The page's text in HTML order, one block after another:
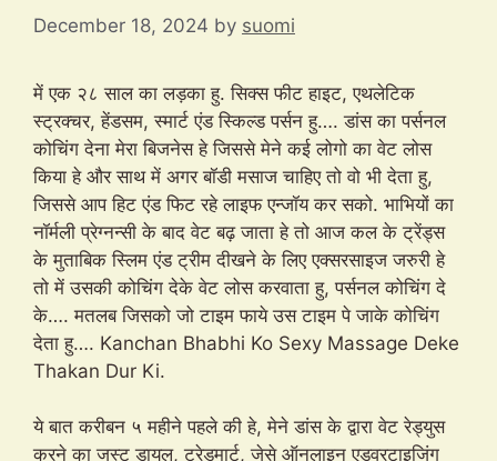
December 18, 2024 by suomi
में एक २८ साल का लड़का हु. सिक्स फीट हाइट, एथलेटिक
स्ट्रक्चर, हेंडसम, स्मार्ट एंड स्किल्ड पर्सन हु…. डांस का पर्सनल
कोचिंग देना मेरा बिजनेस हे जिससे मेने कई लोगो का वेट लोस
किया हे और साथ में अगर बॉडी मसाज चाहिए तो वो भी देता हु,
जिससे आप हिट एंड फिट रहे लाइफ एन्जॉय कर सको. भाभियों का
नॉर्मली प्रेग्नन्सी के बाद वेट बढ़ जाता हे तो आज कल के ट्रेंड्स
के मुताबिक स्लिम एंड ट्रीम दीखने के लिए एक्सरसाइज जरुरी हे
तो में उसकी कोचिंग देके वेट लोस करवाता हु, पर्सनल कोचिंग दे
के…. मतलब जिसको जो टाइम फाये उस टाइम पे जाके कोचिंग
देता हु…. Kanchan Bhabhi Ko Sexy Massage Deke
Thakan Dur Ki.
ये बात करीबन ५ महीने पहले की हे, मेने डांस के द्वारा वेट रेड्युस
करने का जस्ट डायल, ट्रेडमार्ट, जेसे ऑनलाइन एडवरटाइजिंग